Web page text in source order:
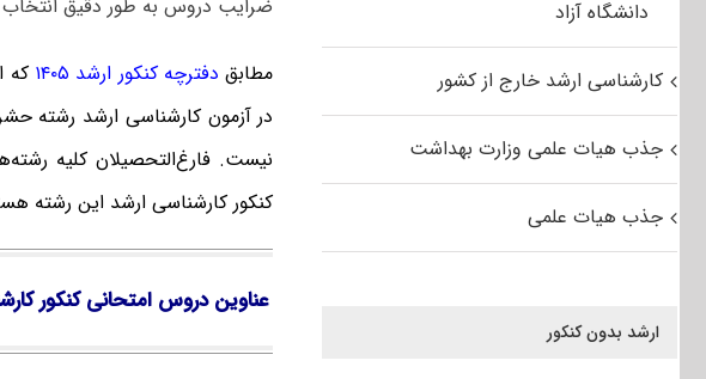
ضرایب دروس به طور دقیق
مطابق دفترچه کنکور ارشد ۱۴۰۵ که
در آزمون کارشناسی ارشد رشته
نیست. فارغ‌‌التحصیلان کلیه
کنکور کارشناسی ارشد این رشته
عناوین دروس امتحانی کنکور
دانشگاه آزاد
کارشناسی ارشد خارج از کشور
جذب هیات علمی وزارت بهداشت
جذب هیات علمی
ارشد بدون کنکور